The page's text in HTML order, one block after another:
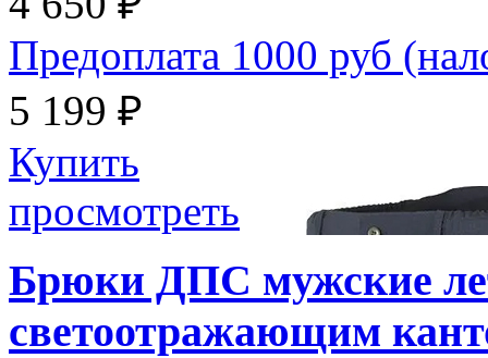
Предоплата 1000 руб
5 199 ₽
Купить
просмотреть
Брюки ДПС мужские
светоотражающим